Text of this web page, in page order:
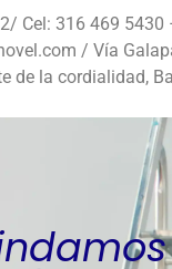
Cel: 316 469
/ Vía
de la cordialidad,